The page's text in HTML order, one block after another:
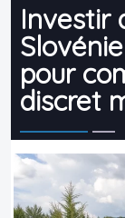
Investir
pour
discret